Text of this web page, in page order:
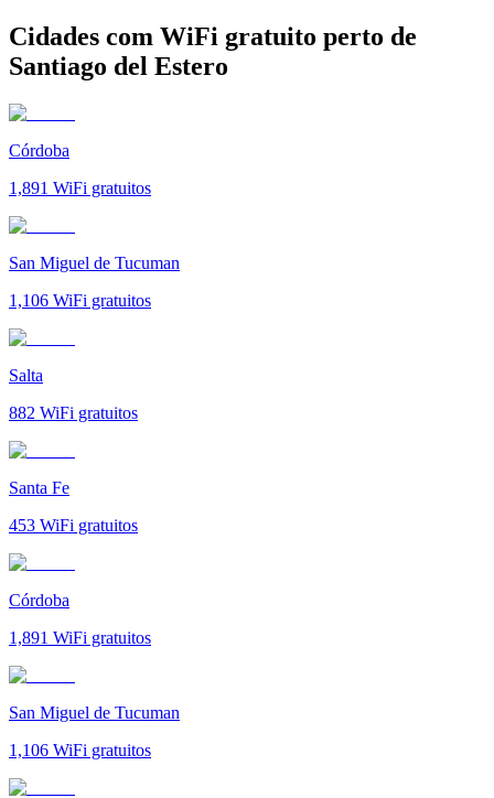
Cidades com WiFi gratuito perto de
Santiago del Estero
Córdoba
1,891 WiFi gratuitos
San Miguel de Tucuman
1,106 WiFi gratuitos
Salta
882 WiFi gratuitos
Santa Fe
453 WiFi gratuitos
Córdoba
1,891 WiFi gratuitos
San Miguel de Tucuman
1,106 WiFi gratuitos